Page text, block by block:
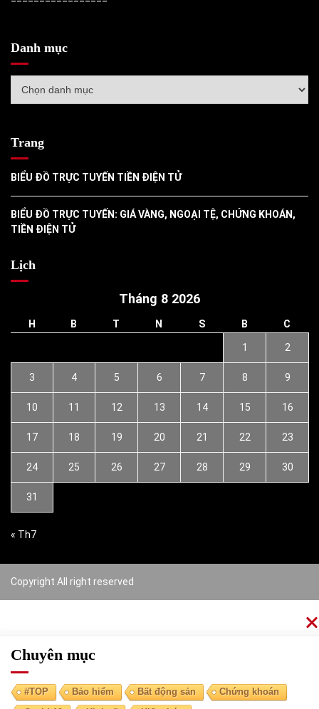
Danh mục
mục
Trang
BIỂU ĐỒ TRỰC TUYẾN TIỀN ĐIỆN TỬ
BIỂU ĐỒ TRỰC TUYẾN: GIÁ VÀNG, NGOẠI TỆ, CHỨNG KHOÁN,
TIỀN ĐIỆN TỬ
Lịch
Tháng 8 2026
H B T N S B C
1 2
3 4 5 6 7 8 9
10 11 12 13 14 15 16
17 18 19 20 21 22 23
24 25 26 27 28 29 30
31
« Th7
Copyright All right reserved
Chuyên mục
#TOP Bảo hiểm Bất động sản
Chứng khoán